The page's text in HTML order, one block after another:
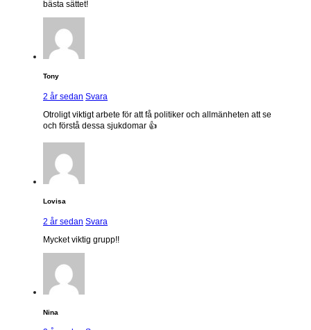
bästa sättet!
Tony
2 år sedan Svara
Otroligt viktigt arbete för att få politiker och allmänheten att se
och förstå dessa sjukdomar 👍
Lovisa
2 år sedan Svara
Mycket viktig grupp!!
Nina